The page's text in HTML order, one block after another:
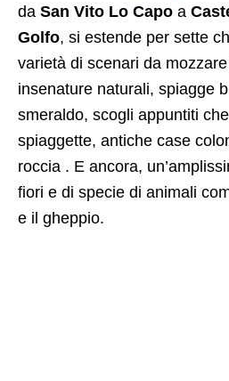
da San Vito Lo Capo a
Golfo, si estende per sette
varietà di scenari da
insenature naturali, spiagge
smeraldo, scogli appuntiti
spiaggette, antiche case
roccia . E ancora,
fiori e di specie di animali
e il gheppio.